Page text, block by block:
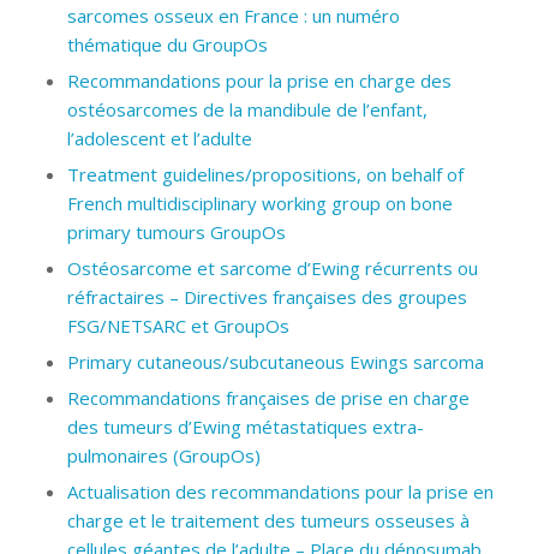
sarcomes osseux en France : un numéro
thématique du GroupOs
Recommandations pour la prise en charge des
ostéosarcomes de la mandibule de l’enfant,
l’adolescent et l’adulte
Treatment guidelines/propositions, on behalf of
French multidisciplinary working group on bone
primary tumours GroupOs
Ostéosarcome et sarcome d’Ewing récurrents ou
réfractaires – Directives françaises des groupes
FSG/NETSARC et GroupOs
Primary cutaneous/subcutaneous Ewings sarcoma
Recommandations françaises de prise en charge
des tumeurs d’Ewing métastatiques extra-
pulmonaires (GroupOs)
Actualisation des recommandations pour la prise en
charge et le traitement des tumeurs osseuses à
cellules géantes de l’adulte – Place du dénosumab